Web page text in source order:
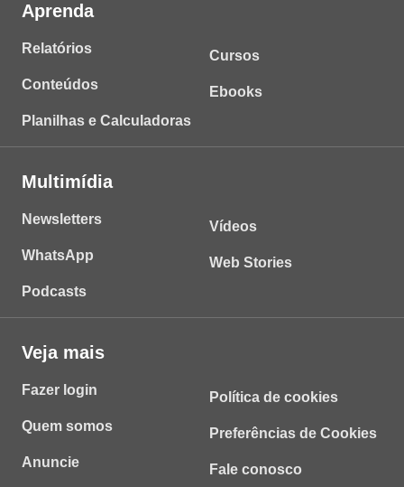
Aprenda
Relatórios
Conteúdos
Planilhas e Calculadoras
Cursos
Ebooks
Multimídia
Newsletters
WhatsApp
Podcasts
Vídeos
Web Stories
Veja mais
Fazer login
Quem somos
Anuncie
Política de cookies
Preferências de Cookies
Fale conosco